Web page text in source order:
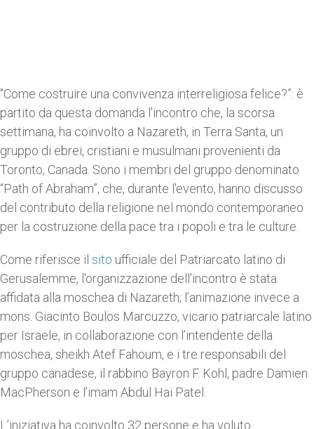
"Come costruire una convivenza interreligiosa felice?”: è
partito da questa domanda l'incontro che, la scorsa
settimana, ha coinvolto a Nazareth, in Terra Santa, un
gruppo di ebrei, cristiani e musulmani provenienti da
Toronto, Canada. Sono i membri del gruppo denominato
“Path of Abraham”, che, durante l'evento, hanno discusso
del contributo della religione nel mondo contemporaneo
per la costruzione della pace tra i popoli e tra le culture.
Come riferisce il sito ufficiale del Patriarcato latino di
Gerusalemme, l'organizzazione dell'incontro è stata
affidata alla moschea di Nazareth; l’animazione invece a
mons. Giacinto Boulos Marcuzzo, vicario patriarcale latino
per Israele, in collaborazione con l’intendente della
moschea, sheikh Atef Fahoum, e i tre responsabili del
gruppo canadese, il rabbino Bayron F. Kohl, padre Damien
MacPherson e l’imam Abdul Hai Patel.
L’iniziativa ha coinvolto 32 persone e ha voluto